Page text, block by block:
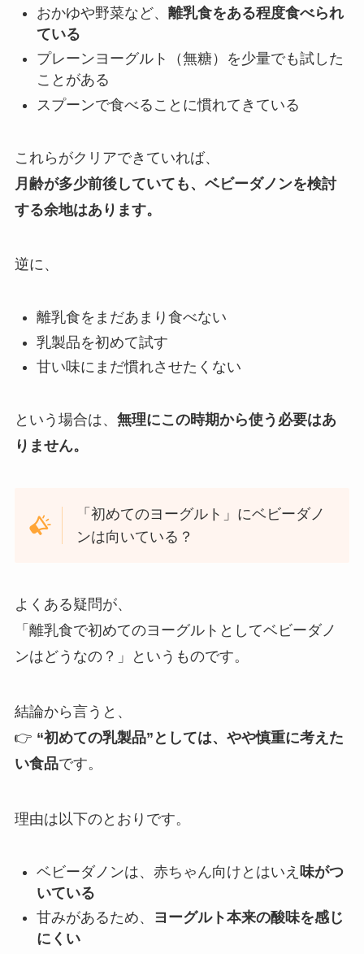
おかゆや野菜など、 離乳食をある程度食べられ
ている
プレーンヨーグルト（無糖）を少量でも試した
ことがある
スプーンで食べることに慣れてきている
これらがクリアできていれば、
月齢が多少前後していても、ベビーダノンを検討
する余地はあります。
逆に、
離乳食をまだあまり食べない
乳製品を初めて試す
甘い味にまだ慣れさせたくない
という場合は、 無理にこの時期から使う必要はあ
りません。
「初めてのヨーグルト」にベビーダノ
ンは向いている？
よくある疑問が、
「離乳食で初めてのヨーグルトとしてベビーダノ
ンはどうなの？」というものです。
結論から言うと、
👉 “初めての乳製品”としては、やや慎重に考えた
い食品です。
理由は以下のとおりです。
ベビーダノンは、赤ちゃん向けとはいえ 味がつ
いている
甘みがあるため、
ヨーグルト本来の酸味を感じ
にくい